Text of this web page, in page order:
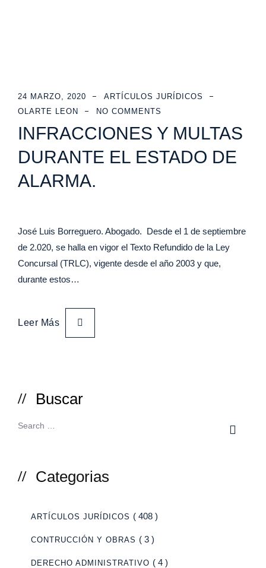
24 MARZO, 2020
ARTÍCULOS JURÍDICOS
OLARTE LEON
NO COMMENTS
INFRACCIONES Y MULTAS
DURANTE EL ESTADO DE
ALARMA.
José Luis Borreguero. Abogado. Desde el 1 de septiembre
de 2.020, se halla en vigor el Texto Refundido de la Ley
Concursal (TRLC), vigente desde el año 2003 y que,
durante estos…
Leer Más
Buscar
Categorias
ARTÍCULOS JURÍDICOS ( 408 )
CONTRUCCIÓN Y OBRAS ( 3 )
DERECHO ADMINISTRATIVO ( 4 )